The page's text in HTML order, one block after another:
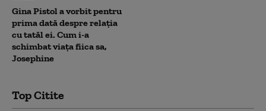
Gina Pistol a vorbit pentru
prima dată despre relația
cu tatăl ei. Cum i-a
schimbat viața fiica sa,
Josephine
Top Citite